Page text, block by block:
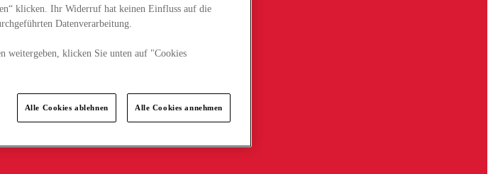
klicken. Ihr Widerruf hat keinen Einfluss auf die
Datenverarbeitung.
klicken Sie unten auf "Cookies
Alle Cookies ablehnen Alle Cookies annehmen